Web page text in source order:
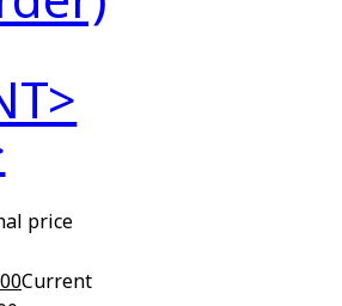
price
Current